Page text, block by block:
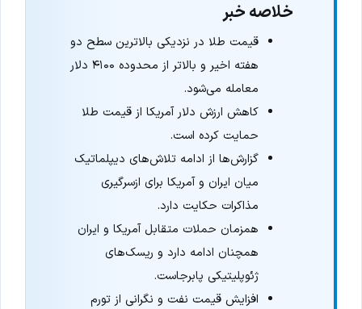
خلاصه خبر
قیمت طلا در نزدیکی بالاترین سطح دو
هفته اخیر و بالاتر از محدوده ۴۱۰۰ دلار
معامله می‌شود.
کاهش ارزش دلار آمریکا از قیمت طلا
حمایت کرده است.
گزارش‌ها از ادامه تلاش‌های دیپلماتیک
میان ایران و آمریکا برای ازسرگیری
مذاکرات حکایت دارد.
همزمان حملات متقابل آمریکا و ایران
همچنان ادامه دارد و ریسک‌های
ژئوپلیتیکی پابرجاست.
افزایش قیمت نفت و نگرانی از تورم